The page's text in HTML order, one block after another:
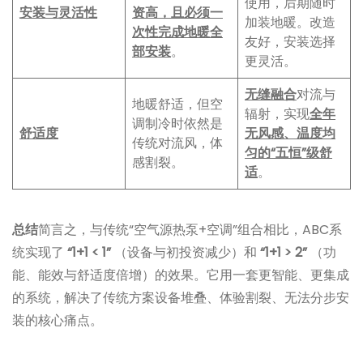
安装与灵活性
资高，且必须一
次性完成地暖全
部安装。
加装地暖。改造
友好，安装选择
更灵活。
舒适度
地暖舒适，但空
调制冷时依然是
传统对流风，体
感割裂。
无缝融合对流与
辐射，实现全年
无风感、温度均
匀的“五恒”级舒
适。
总结简言之，与传统“空气源热泵+空调”组合相比，ABC系
统实现了 “1+1 < 1”（设备与初投资减少）和 “1+1 > 2”（功
能、能效与舒适度倍增）的效果。它用一套更智能、更集成
的系统，解决了传统方案设备堆叠、体验割裂、无法分步安
装的核心痛点。